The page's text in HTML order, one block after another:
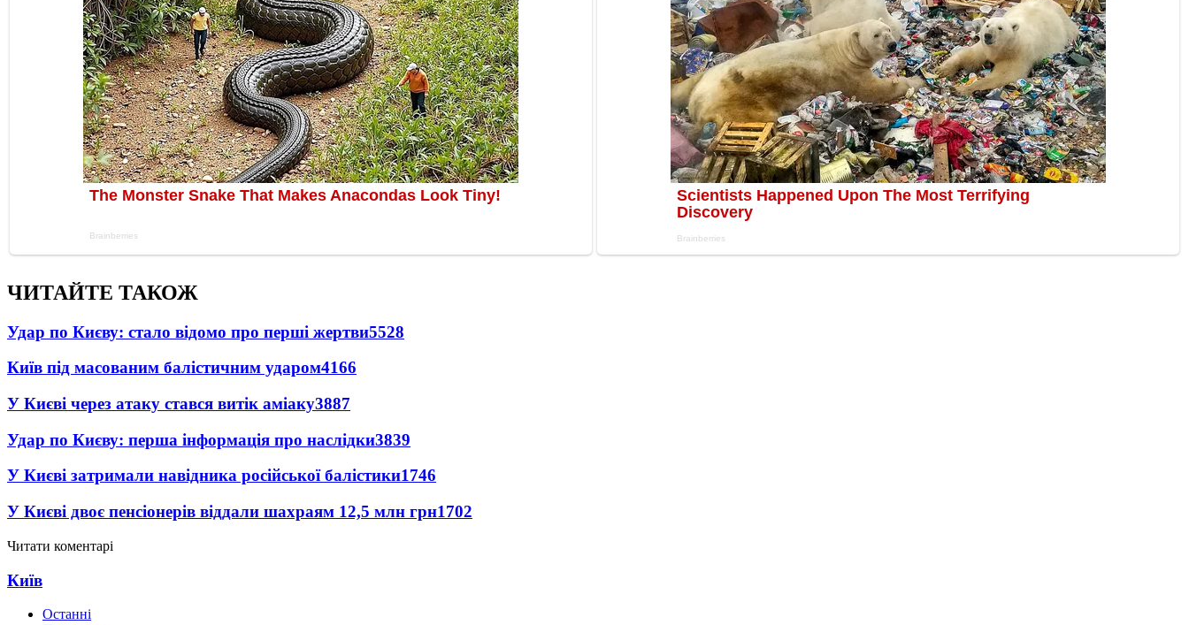
ЧИТАЙТЕ ТАКОЖ
Удар по Києву: стало відомо про перші жертви5528
Київ під масованим балістичним ударом4166
У Києві через атаку стався витік аміаку3887
Удар по Києву: перша інформація про наслідки3839
У Києві затримали навідника російської балістики1746
У Києві двоє пенсіонерів віддали шахраям 12,5 млн грн1702
Читати коментарі
Київ
Останні